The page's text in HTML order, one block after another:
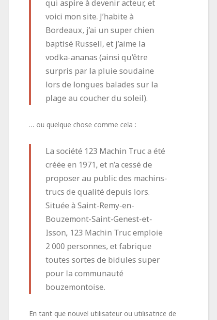
qui aspire à devenir acteur, et
voici mon site. J’habite à
Bordeaux, j’ai un super chien
baptisé Russell, et j’aime la
vodka-ananas (ainsi qu’être
surpris par la pluie soudaine
lors de longues balades sur la
plage au coucher du soleil).
… ou quelque chose comme cela :
La société 123 Machin Truc a été
créée en 1971, et n’a cessé de
proposer au public des machins-
trucs de qualité depuis lors.
Située à Saint-Remy-en-
Bouzemont-Saint-Genest-et-
Isson, 123 Machin Truc emploie
2 000 personnes, et fabrique
toutes sortes de bidules super
pour la communauté
bouzemontoise.
En tant que nouvel utilisateur ou utilisatrice de